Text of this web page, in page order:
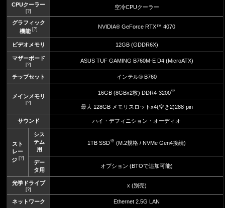
CPUクーラー
[?]
空冷CPUクーラー
グラフィック
機能[?] NVIDIA® GeForce RTX™ 4070
ビデオメモリ 12GB (GDDR6X)
マザーボード
[?]
ASUS TUF GAMING B760M-E D4 (MicroATX)
チップセット インテル® B760
メインメモリ
[?]
16GB (8GBx2枚) DDR4-3200※
最大 128GB メモリスロットx4(空き2)288-pin
サウンド ハイ・デフィニション・オーディオ
スト
レー
ジ [?]
シス
テム
用
1TB SSD※ (M.2規格 / NVMe Gen4接続)
デー
タ用
オプション (BTOで追加可能)
光学ドライブ
[?]
x (別売)
ネットワーク Ethernet 2.5G LAN